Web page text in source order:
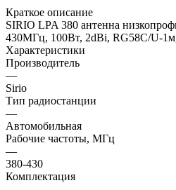
Краткое описание
SIRIO LPA 380 антенна
430МГц, 100Вт, 2dBi, RG58C/U-
Характеристики
Производитель
—
Sirio
Тип радиостанции
—
Автомобильная
Рабочие частоты, МГц
—
380-430
Комплектация